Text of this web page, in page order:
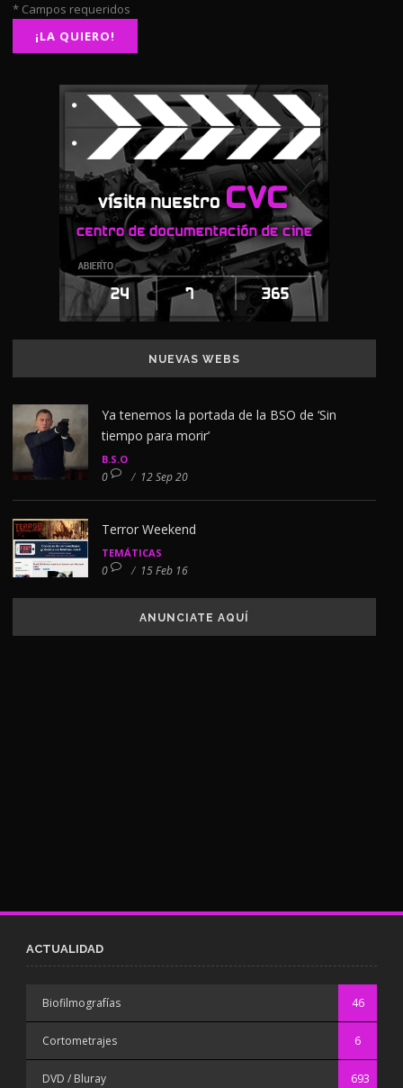
* Campos requeridos
NUEVAS WEBS
Ya tenemos la portada de la BSO de ‘Sin
tiempo para morir’
B.S.O
0 / 12 Sep 20
Terror Weekend
TEMÁTICAS
0 / 15 Feb 16
ANUNCIATE AQUÍ
ACTUALIDAD
Biofilmografías 46
Cortometrajes 6
DVD / Bluray 693